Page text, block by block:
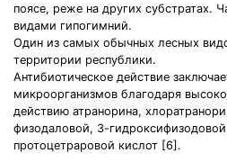
поясе, реже на других субстратах.
видами гипогимний.
Один из самых обычных лесных
территории республики.
Антибиотическое действие
микроорганизмов благодаря
действию атранорина,
физодаловой, 3-
протоцетраровой кислот [6].